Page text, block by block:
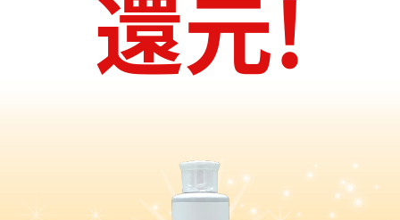
還元!